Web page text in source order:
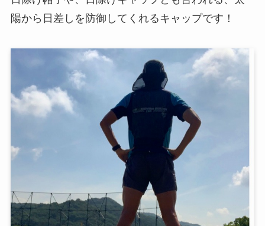
陽から日差しを防御してくれるキャップです！